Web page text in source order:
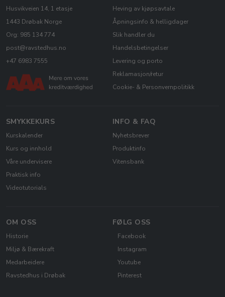
Husvikveien 14, 1 etasje
1443 Drøbak Norge
Org: 985 134 774
post@ravstedhus.no
+47 6983 7555
Heving av kjøpsavtale
Åpningsinfo & helligdager
Slik handler du
Handelsbetingelser
Levering og porto
Reklamasjon/retur
Cookie- & Personvernpolitikk
SMYKKEKURS
Kurskalender
Kurs og innhold
Våre undervisere
Praktisk info
Videotutorials
INFO & FAQ
Nyhetsbrever
Produktinfo
Vitensbank
OM OSS
Historie
Miljø & Bærekraft
Medarbeidere
Ravstedhus i Drøbak
FØLG OSS
Facebook
Instagram
Youtube
Pinterest